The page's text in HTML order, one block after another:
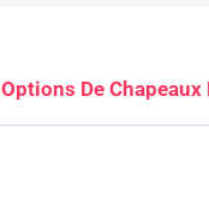
Options De